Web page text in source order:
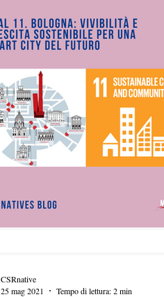
CSRnative
25 mag 2021
Tempo di lettura: 2 min